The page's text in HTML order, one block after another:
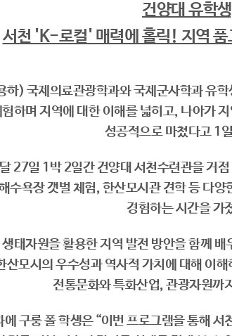
건양대 유학
서천 'K-로컬' 매력에 홀릭! 지역 품
하) 국제의료관광학과와 국제군사학과 유
하며 지역에 대한 이해를 넓히고, 나아가
성공적으로 마쳤다고 1
27일 1박 2일간 건양대 서천수련관을 거
수욕장 갯벌 체험, 한산모시관 견학 등 다
경험하는 시간을 가
태자원을 활용한 지역 발전 방안을 함께
산모시의 우수성과 역사적 가치에 대해 이
전통문화와 특화산업, 관광자원까
구룽 폴 학생은 “이번 프로그램을 통해